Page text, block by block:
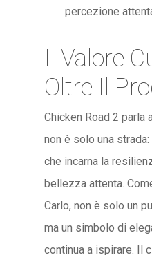
percezione
Il Valore
Oltre Il
Chicken Road 2 parla
non è solo una
che incarna la
bellezza attenta.
Carlo, non è solo un
ma un simbolo di
continua a ispirare. Il